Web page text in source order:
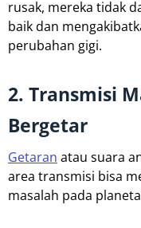
rusak, mereka tidak
baik dan
perubahan gigi.
2. Transmisi
Bergetar
Getaran atau suara
area transmisi bisa
masalah pada